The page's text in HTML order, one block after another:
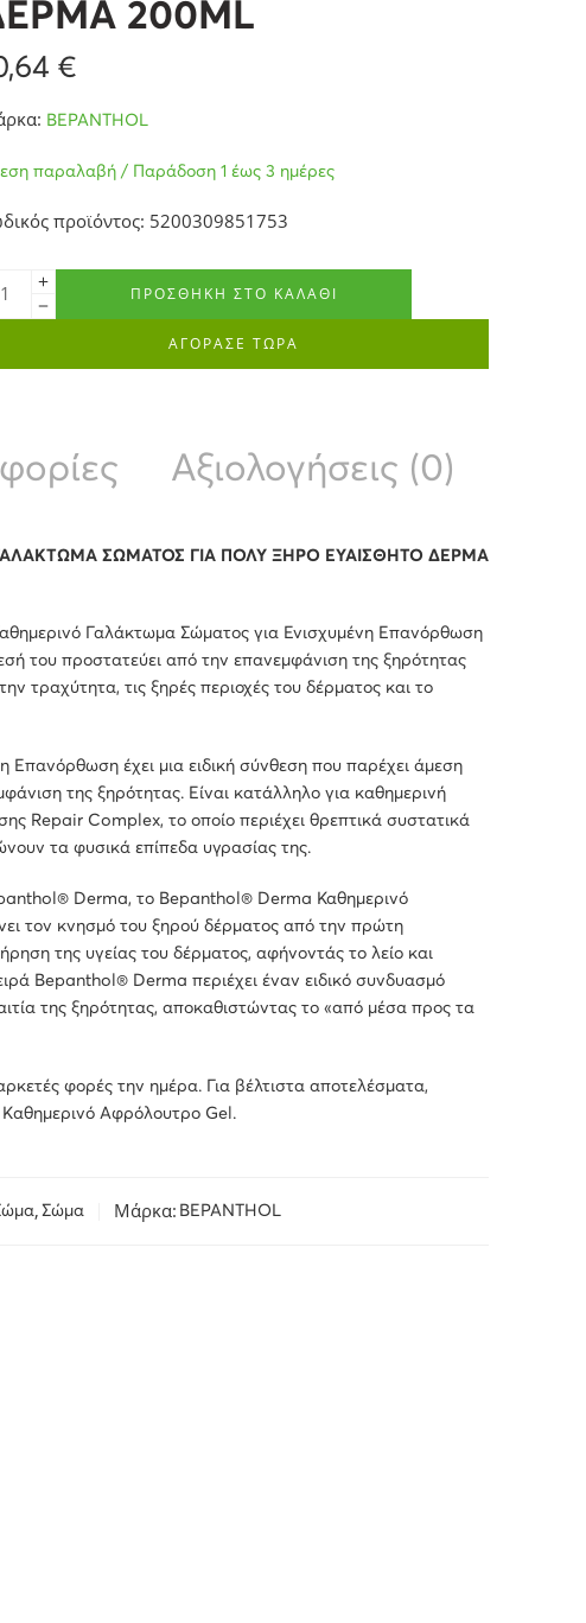
200ML
€
BEPANTHOL
παραλαβή / Παράδοση 1 έως 3 ημέρες
προϊόντος: 5200309851753
ΠΡΟΣΘΉΚΗ ΣΤΟ ΚΑΛΆΘΙ
ΑΓΟΡΑΣΕ ΤΩΡΑ
Αξιολογήσεις (0)
ΣΩΜΑΤΟΣ ΓΙΑ ΠΟΛΥ ΞΗΡΟ ΕΥΑΙΣΘΗΤΟ ΔΕΡΜΑ
Γαλάκτωμα Σώματος για Ενισχυμένη Επανόρθωση
του προστατεύει από την επανεμφάνιση της ξηρότητας
τραχύτητα, τις ξηρές περιοχές του δέρματος και το
έχει μια ειδική σύνθεση που παρέχει άμεση
της ξηρότητας. Είναι κατάλληλο για καθημερινή
Repair Complex, το οποίο περιέχει θρεπτικά συστατικά
τα φυσικά επίπεδα υγρασίας της.
Derma, το Bepanthol® Derma Καθημερινό
τον κνησμό του ξηρού δέρματος από την πρώτη
της υγείας του δέρματος, αφήνοντάς το λείο και
Bepanthol® Derma περιέχει έναν ειδικό συνδυασμό
της ξηρότητας, αποκαθιστώντας το «από μέσα προς τα
φορές την ημέρα. Για βέλτιστα αποτελέσματα,
Aφρόλουτρο Gel.
, Σώμα Μάρκα: BEPANTHOL